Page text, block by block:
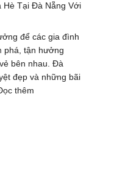
Hè Tại Đà Nẵng Với
để các gia đình
phá, tận hưởng
bên nhau. Đà
đẹp và những bãi
thêm